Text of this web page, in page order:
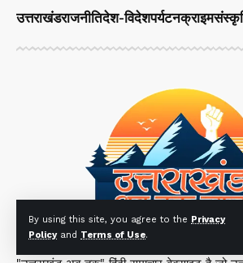
By using this site, you agree to the Privacy
Policyand Terms of Use.
उत्तराखंडराजनीतिदेश-विदेशपर्यटनक्राइम